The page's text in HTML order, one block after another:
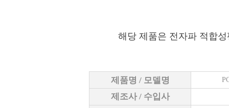
해당 제품은 전자파 적합
제품명 / 모델명
제조사 / 수입사